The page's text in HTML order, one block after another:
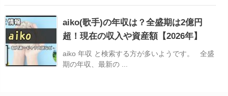
aiko(歌手)の年収は？全盛期は2億円
超！現在の収入や資産額【2026年】
aiko 年収 と検索する方が多いようです。 全盛
期の年収、最新の ...